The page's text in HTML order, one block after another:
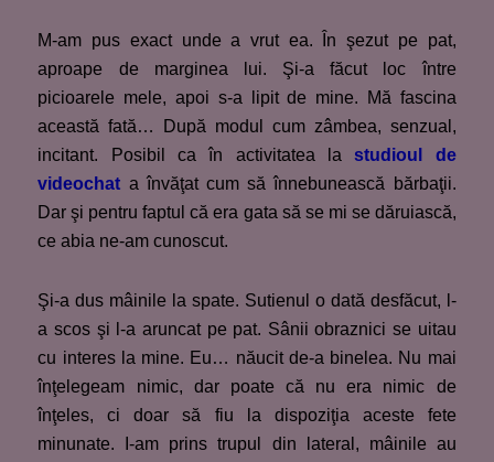
M-am pus exact unde a vrut ea. În şezut pe pat,
aproape de marginea lui. Şi-a făcut loc între
picioarele mele, apoi s-a lipit de mine. Mă fascina
această fată… După modul cum zâmbea, senzual,
incitant. Posibil ca în activitatea lastudioul de
videochat a învăţat cum să înnebunească bărbaţii.
Dar şi pentru faptul că era gata să se mi se dăruiască,
ce abia ne-am cunoscut.
Şi-a dus mâinile la spate. Sutienul o dată desfăcut, l-
a scos şi l-a aruncat pe pat. Sânii obraznici se uitau
cu interes la mine. Eu… năucit de-a binelea. Nu mai
înţelegeam nimic, dar poate că nu era nimic de
înţeles, ci doar să fiu la dispoziţia aceste fete
minunate. I-am prins trupul din lateral, mâinile au